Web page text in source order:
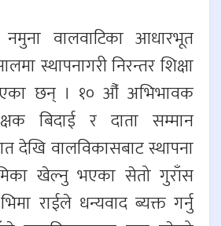
वालवाटिका आधारभूत
स्थापनागरी निरन्तर शिक्षा
छन् । १० औँ अभिभावक
बिदाई र दाता सम्मान
देखि वालविकासबाट स्थापना
खेल्नु भएका सेतो गुराँस
राईले धन्यवाद ब्यक्त गर्नु